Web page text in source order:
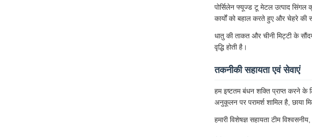
पोर्सिलेन फ्यूज्ड टू मेटल उत्पाद सिंगल
कार्यों को बहाल करते हुए और चेहरे की
धातु की ताकत और चीनी मिट्टी के
वृद्धि होती है।
तकनीकी सहायता एवं सेवाएं
हम इष्टतम बंधन शक्ति प्राप्त करने के
अनुकूलन पर परामर्श शामिल है, छाया
हमारी विशेषज्ञ सहायता टीम